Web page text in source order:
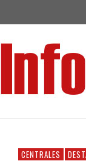
CENTRALES